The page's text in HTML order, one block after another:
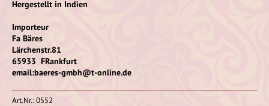
Hergestellt in Indien
Importeur
Fa Bäres
Lärchenstr.81
65933 FRankfurt
email:baeres-gmbh@t-online.de
Art.Nr.: 0552